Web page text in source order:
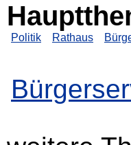
Politik Rathaus